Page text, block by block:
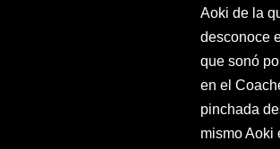
Aoki de la
desconoce
que sonó
en el
pinchada
mismo Aoki